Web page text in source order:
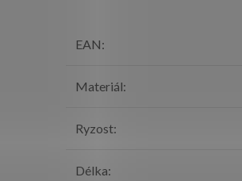
EAN:
Materiál:
Ryzost:
Délka: